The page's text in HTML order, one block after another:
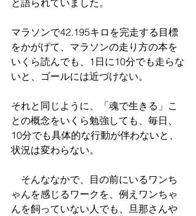
マラソンで42.195キロを完走する目標
をかがげて、マラソンの走り方の本を
いくら読んでも、1日に10分でも走らな
いと、ゴールには近づけない。
それと同じように、「魂で生きる」こ
との概念をいくら勉強しても、毎日、
10分でも具体的な行動が伴わないと、
状況は変わらない。
そんななかで、目の前にいるワンち
ゃんを感じるワークを、例えワンちゃ
んを飼っていない人でも、旦那さんや